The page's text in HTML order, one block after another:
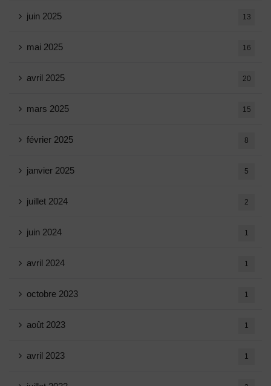
juin 2025 13
mai 2025 16
avril 2025 20
mars 2025 15
février 2025 8
janvier 2025 5
juillet 2024 2
juin 2024 1
avril 2024 1
octobre 2023 1
août 2023 1
avril 2023 1